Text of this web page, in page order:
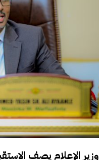
وزير الإعلام يصف